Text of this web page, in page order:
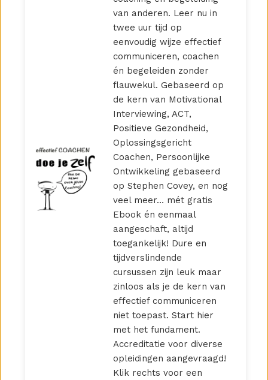
van anderen. Leer nu in
twee uur tijd op
eenvoudig wijze effectief
communiceren, coachen
én begeleiden zonder
flauwekul. Gebaseerd op
de kern van Motivational
Interviewing, ACT,
Positieve Gezondheid,
Oplossingsgericht
Coachen, Persoonlijke
Ontwikkeling gebaseerd
op Stephen Covey, en nog
veel meer… mét gratis
Ebook én eenmaal
aangeschaft, altijd
toegankelijk! Dure en
tijdverslindende
cursussen zijn leuk maar
zinloos als je de kern van
effectief communiceren
niet toepast. Start hier
met het fundament.
Accreditatie voor diverse
opleidingen aangevraagd!
Klik rechts voor een